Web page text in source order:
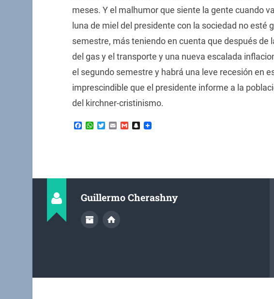
meses. Y el malhumor que siente la gente cuando
luna de miel del presidente con la sociedad no esté
semestre, más teniendo en cuenta que después de
del gas y el transporte y una nueva escalada
el segundo semestre y habrá una leve recesión en
imprescindible que el presidente informe a la
del kirchner-cristinismo.
Facebook
WhatsApp
TwitterEmailGmailSnapchat
Guillermo Cherashny